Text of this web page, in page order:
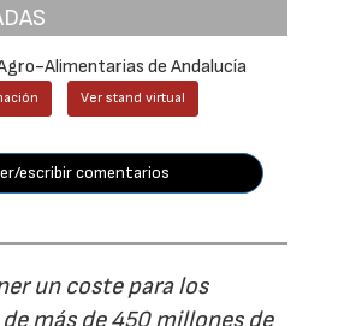
Alimentarias de Andalucía
Ver stand virtual
escribir comentarios
un coste para los
más de 450 millones de